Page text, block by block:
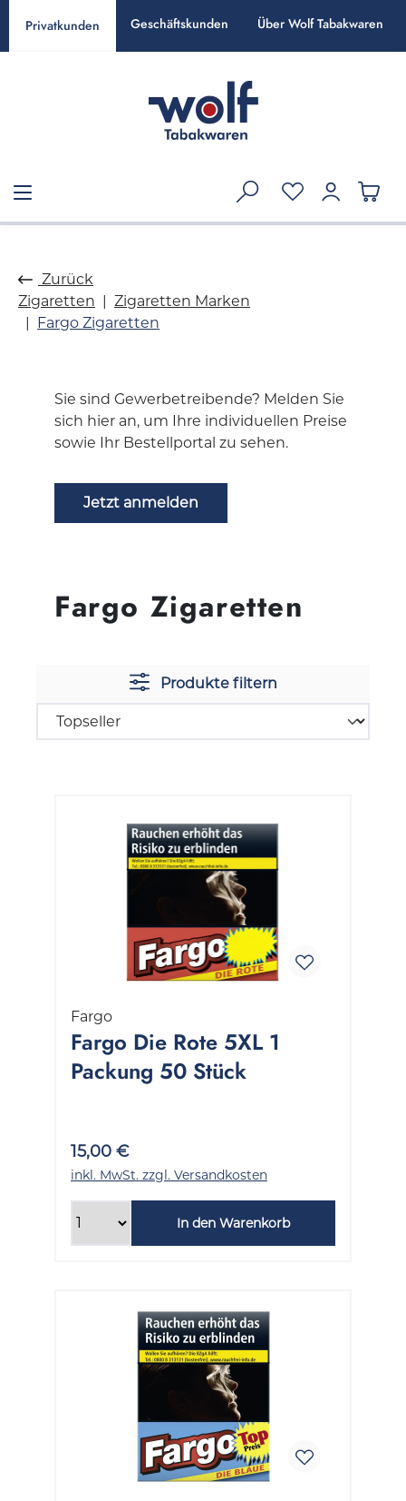
springen
Privatkunden Geschäftskunden Über Wolf Tabakwaren
Zurück
Zigaretten
Zigaretten Marken
Fargo Zigaretten
Fargo Zigaretten
Sie sind Gewerbetreibende? Melden Sie
sich hier an, um Ihre individuellen Preise
sowie Ihr Bestellportal zu sehen.
Jetzt anmelden
Produkte filtern
Fargo
Fargo Die Rote 5XL 1
Packung 50 Stück
15,00 €
inkl. MwSt. zzgl. Versandkosten
In den Warenkorb